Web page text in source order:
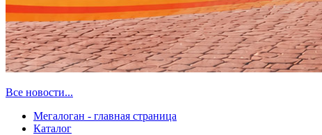
Все новости...
Мегалоган - главная страница
Каталог